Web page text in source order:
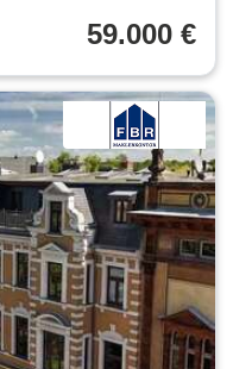
59.000 €